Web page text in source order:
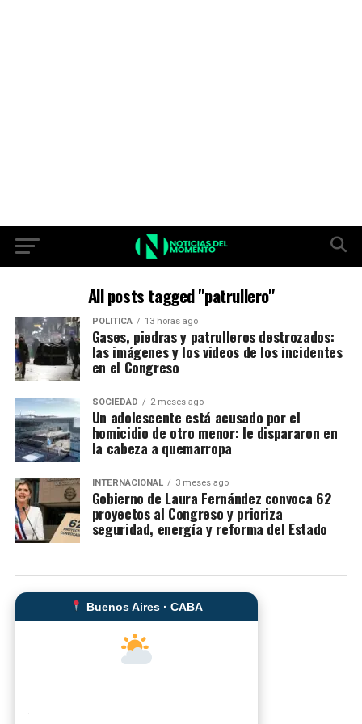
All posts tagged "patrullero"
POLITICA 13 horas ago
Gases, piedras y patrulleros destrozados:
las imágenes y los videos de los incidentes
en el Congreso
SOCIEDAD 2 meses ago
Un adolescente está acusado por el
homicidio de otro menor: le dispararon en
la cabeza a quemarropa
INTERNACIONAL 3 meses ago
Gobierno de Laura Fernández convoca 62
proyectos al Congreso y prioriza
seguridad, energía y reforma del Estado
Buenos Aires · CABA